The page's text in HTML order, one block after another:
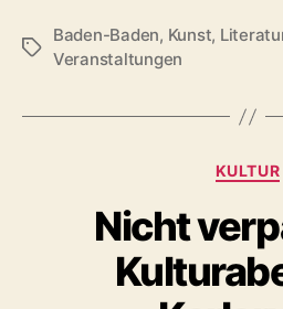
S
l
Baden-Baden, Kunst,
Veranstaltungen
K
t
e
g
o
KULTUR
Nicht